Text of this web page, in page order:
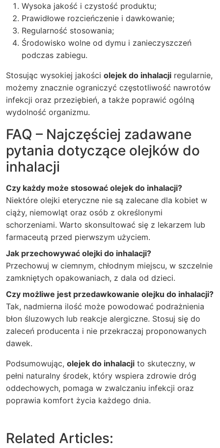
Wysoka jakość i czystość produktu;
Prawidłowe rozcieńczenie i dawkowanie;
Regularność stosowania;
Środowisko wolne od dymu i zanieczyszczeń
podczas zabiegu.
Stosując wysokiej jakości olejek do inhalacji regularnie,
możemy znacznie ograniczyć częstotliwość nawrotów
infekcji oraz przeziębień, a także poprawić ogólną
wydolność organizmu.
FAQ – Najczęściej zadawane
pytania dotyczące olejków do
inhalacji
Czy każdy może stosować olejek do inhalacji?
Niektóre olejki eteryczne nie są zalecane dla kobiet w
ciąży, niemowląt oraz osób z określonymi
schorzeniami. Warto skonsultować się z lekarzem lub
farmaceutą przed pierwszym użyciem.
Jak przechowywać olejki do inhalacji?
Przechowuj w ciemnym, chłodnym miejscu, w szczelnie
zamkniętych opakowaniach, z dala od dzieci.
Czy możliwe jest przedawkowanie olejku do inhalacji?
Tak, nadmierna ilość może powodować podrażnienia
błon śluzowych lub reakcje alergiczne. Stosuj się do
zaleceń producenta i nie przekraczaj proponowanych
dawek.
Podsumowując, olejek do inhalacji to skuteczny, w
pełni naturalny środek, który wspiera zdrowie dróg
oddechowych, pomaga w zwalczaniu infekcji oraz
poprawia komfort życia każdego dnia.
Related Articles: